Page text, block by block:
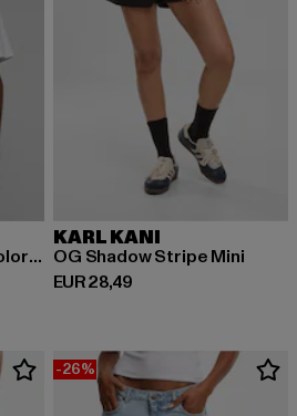
Small Signature Multicolor Logo Tee white
EUR 35,99
KARL KANI
OG Shadow Stripe Mini
EUR 28,49
Huidige prijs: EUR 28,49
-26%